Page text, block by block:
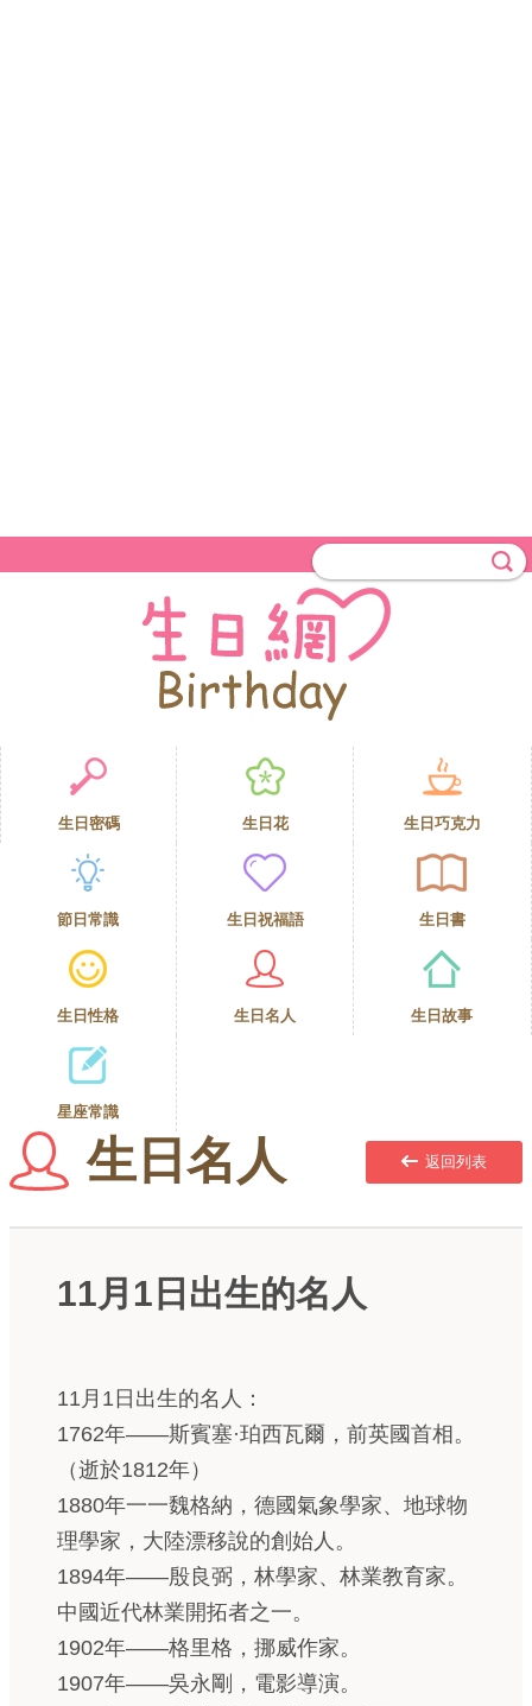
生日密碼 生日花 生日巧克力
節日常識 生日祝福語 生日書
生日性格 生日名人 生日故事
星座常識
生日名人 返回列表
11月1日出生的名人
11月1日出生的名人：
1762年——斯賓塞·珀西瓦爾，前英國首相。
（逝於1812年）
1880年一一魏格納，德國氣象學家、地球物
理學家，大陸漂移說的創始人。
1894年——殷良弼，林學家、林業教育家。
中國近代林業開拓者之一。
1902年——格里格，挪威作家。
1907年——吳永剛，電影導演。